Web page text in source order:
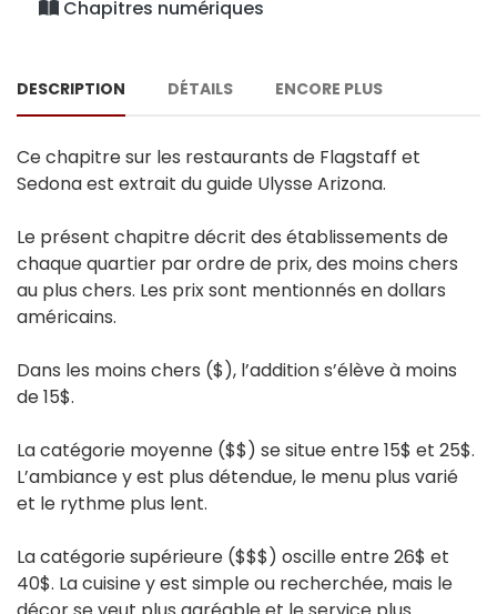
Chapitres numériques
DESCRIPTION DÉTAILS ENCORE PLUS
Ce chapitre sur les restaurants de Flagstaff et
Sedona est extrait du guide Ulysse Arizona.
Le présent chapitre décrit des établissements de
chaque quartier par ordre de prix, des moins chers
au plus chers. Les prix sont mentionnés en dollars
américains.
Dans les moins chers ($), l’addition s’élève à moins
de 15$.
La catégorie moyenne ($$) se situe entre 15$ et 25$.
L’ambiance y est plus détendue, le menu plus varié
et le rythme plus lent.
La catégorie supérieure ($$$) oscille entre 26$ et
40$. La cuisine y est simple ou recherchée, mais le